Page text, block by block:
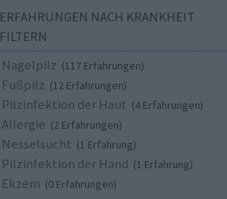
ERFAHRUNGEN NACH KRANKHEIT
FILTERN
Nagelpilz (117 Erfahrungen)
Fußpilz (12 Erfahrungen)
Pilzinfektion der Haut (4 Erfahrungen)
Allergie (2 Erfahrungen)
Nesselsucht (1 Erfahrung)
Pilzinfektion der Hand (1 Erfahrung)
Ekzem (0 Erfahrungen)